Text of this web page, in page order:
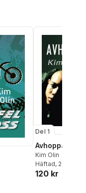
Del 1
Avhopparen
Kim Olin
Häftad, 2007
120 kr